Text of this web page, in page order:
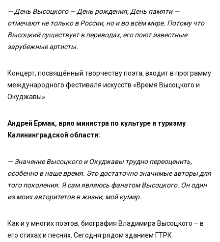
— День Высоцкого — День рождения, День памяти —
отмечают не только в России, но и во всём мире. Потому что
Высоцкий существует в переводах, его поют известные
зарубежные артисты.
Концерт, посвящённый творчеству поэта, входит в программу
международного фестиваля искусств «Время Высоцкого и
Окуджавы».
Андрей Ермак, врио министра по культуре и туризму
Калининградской области:
— Значение Высоцкого и Окуджавы трудно переоценить,
особенно в наше время. Это достаточно значимые авторы для
того поколения. Я сам являюсь фанатом Высоцкого. Он один
из моих авторитетов в жизни, мой кумир.
Как и у многих поэтов, биография Владимира Высоцкого – в
его стихах и песнях. Сегодня рядом зданием ГТРК